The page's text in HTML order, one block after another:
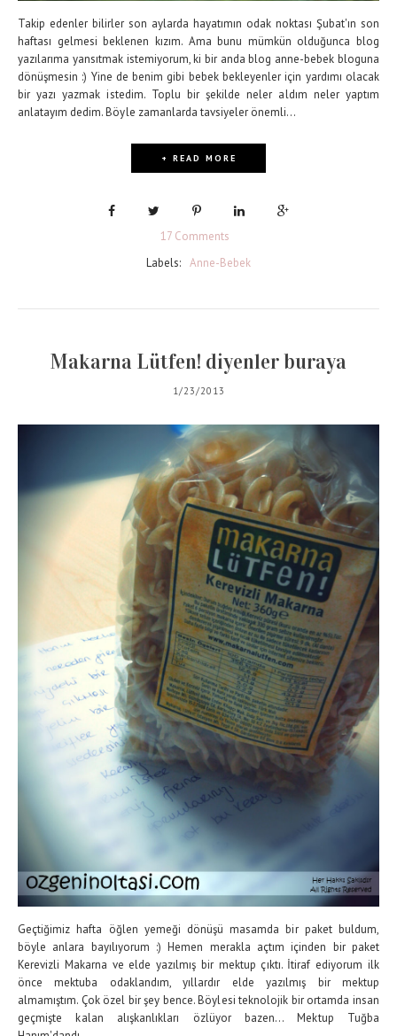
Takip edenler bilirler son aylarda hayatımın odak noktası Şubat'ın son
haftası gelmesi beklenen kızım. Ama bunu mümkün olduğunca blog
yazılarıma yansıtmak istemiyorum, ki bir anda blog anne-bebek bloguna
dönüşmesin :) Yine de benim gibi bebek bekleyenler için yardımı olacak
bir yazı yazmak istedim. Toplu bir şekilde neler aldım neler yaptım
anlatayım dedim. Böyle zamanlarda tavsiyeler önemli...
+ READ MORE
17 Comments
Labels: Anne-Bebek
Makarna Lütfen! diyenler buraya
1/23/2013
Geçtiğimiz hafta öğlen yemeği dönüşü masamda bir paket buldum,
böyle anlara bayılıyorum :) Hemen merakla açtım içinden bir paket
Kerevizli Makarna ve elde yazılmış bir mektup çıktı. İtiraf ediyorum ilk
önce mektuba odaklandım, yıllardır elde yazılmış bir mektup
almamıştım. Çok özel bir şey bence. Böylesi teknolojik bir ortamda insan
geçmişte kalan alışkanlıkları özlüyor bazen... Mektup Tuğba